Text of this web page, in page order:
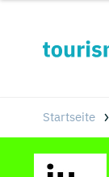
Startseite